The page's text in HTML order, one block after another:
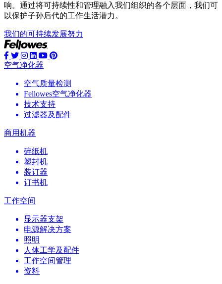
响。通过将可持续性和管理融入我们组织的各个层面，我们可
以保护子孙后代的工作生活潜力。
我们的可持续发展努力
空气净化器
空气质量检测
Fellowes空气净化器
技术支持
过滤器及配件
商用机器
碎纸机
塑封机
装订器
订书机
工作空间
显示器支架
电源解决方案
照明
人体工学及配件
工作空间管理
资料